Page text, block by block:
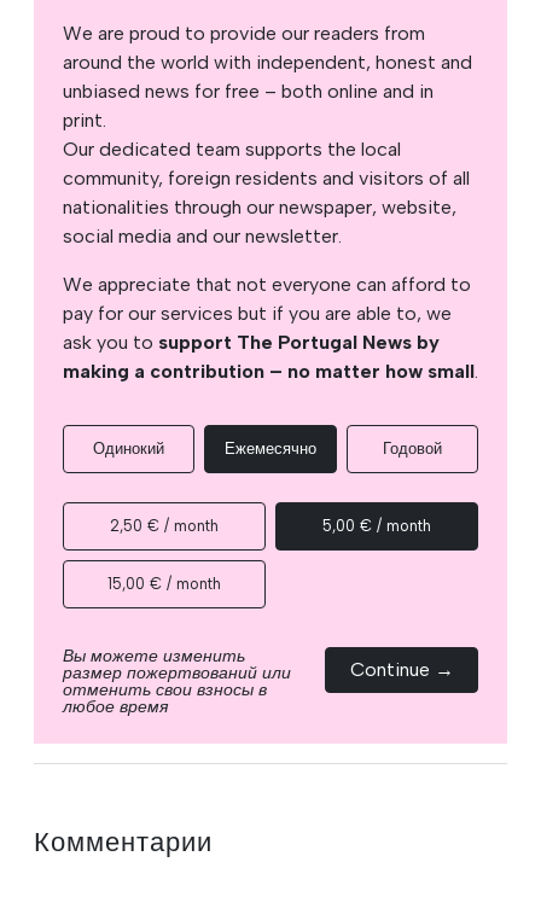
We are proud to provide our readers from
around the world with independent, honest and
unbiased news for free – both online and in
print.
Our dedicated team supports the local
community, foreign residents and visitors of all
nationalities through our newspaper, website,
social media and our newsletter.
We appreciate that not everyone can afford to
pay for our services but if you are able to, we
ask you to support The Portugal News by
making a contribution – no matter how small.
Одинокий Ежемесячно Годовой
2,50 € / month 5,00 € / month
15,00 € / month
Вы можете изменить
размер пожертвований или
отменить свои взносы в
любое время
Continue →
Комментарии